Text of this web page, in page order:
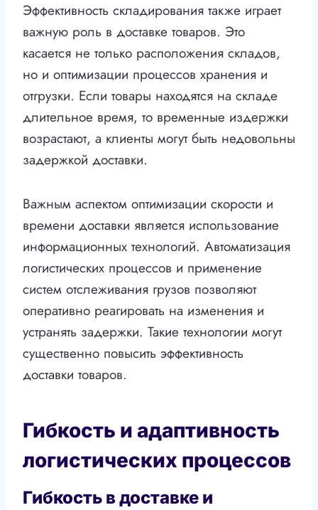
Эффективность складирования также играет
важную роль в доставке товаров. Это
касается не только расположения складов,
но и оптимизации процессов хранения и
отгрузки. Если товары находятся на складе
длительное время, то временные издержки
возрастают, а клиенты могут быть недовольны
задержкой доставки.
Важным аспектом оптимизации скорости и
времени доставки является использование
информационных технологий. Автоматизация
логистических процессов и применение
систем отслеживания грузов позволяют
оперативно реагировать на изменения и
устранять задержки. Такие технологии могут
существенно повысить эффективность
доставки товаров.
Гибкость и адаптивность
логистических процессов
Гибкость в доставке и